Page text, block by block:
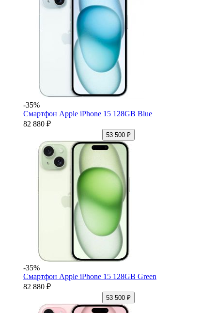
-35%
Смартфон Apple iPhone 15 128GB Blue
82 880 ₽
53 500 ₽
-35%
Смартфон Apple iPhone 15 128GB Green
82 880 ₽
53 500 ₽